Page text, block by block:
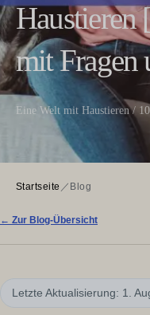
Haustieren
mit Fragen
Eine Welt mit Haustieren /
Startseite ／ Blog
← Zur Blog-Übersicht
Letzte Aktualisierung: 1.